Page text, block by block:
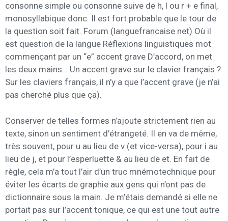
consonne simple ou consonne suive de h, l ou r + e final,
monosyllabique donc. Il est fort probable que le tour de
la question soit fait. Forum (languefrancaise.net) Où il
est question de la langue Réflexions linguistiques mot
commençant par un “e” accent grave D’accord, on met
les deux mains… Un accent grave sur le clavier français ?
Sur les claviers français, il n’y a que l’accent grave (je n’ai
pas cherché plus que ça).
Conserver de telles formes n’ajoute strictement rien au
texte, sinon un sentiment d’étrangeté. Il en va de même,
très souvent, pour u au lieu de v (et vice-versa), pour i au
lieu de j, et pour l’esperluette & au lieu de et. En fait de
règle, cela m’a tout l’air d’un truc mnémotechnique pour
éviter les écarts de graphie aux gens qui n’ont pas de
dictionnaire sous la main. Je m’étais demandé si elle ne
portait pas sur l’accent tonique, ce qui est une tout autre